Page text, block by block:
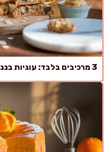
3 מרכיבים בלבד: עוגיות בננה שיבולת שועל ממכרות